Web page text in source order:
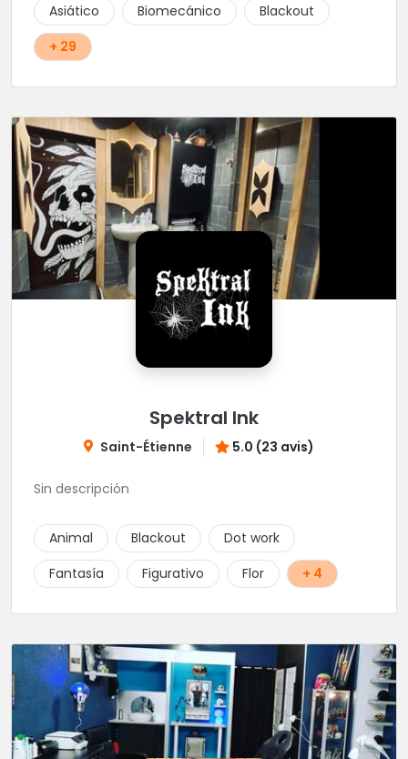
Asiático
Biomecánico
Blackout
+ 29
Spektral Ink
Saint-Étienne 5.0 (23 avis)
Sin descripción
Animal Blackout
Dot work
Fantasía
Figurativo Flor + 4